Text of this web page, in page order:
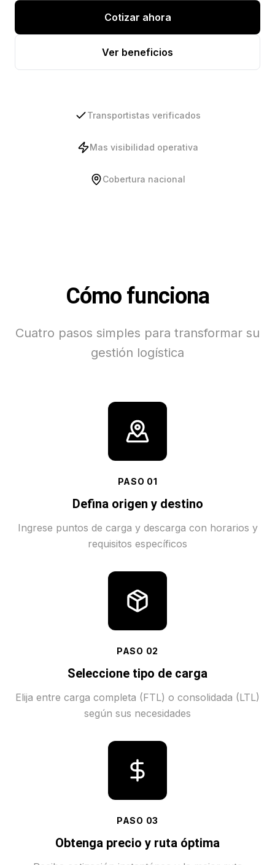
Cotizar ahora
Ver beneficios
Transportistas verificados
Mas visibilidad operativa
Cobertura nacional
Cómo funciona
Cuatro pasos simples para transformar su
gestión logística
PASO 01
Defina origen y destino
Ingrese puntos de carga y descarga con horarios y
requisitos específicos
PASO 02
Seleccione tipo de carga
Elija entre carga completa (FTL) o consolidada (LTL)
según sus necesidades
PASO 03
Obtenga precio y ruta óptima